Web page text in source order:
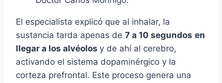
El especialista explicó que al inhalar, la
sustancia tarda apenas de 7 a 10 segundos en
llegar a los alvéolos y de ahí al cerebro,
activando el sistema dopaminérgico y la
corteza prefrontal. Este proceso genera una